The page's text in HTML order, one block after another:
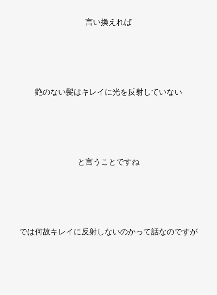
言い換えれば
艶のない髪はキレイに光を反射していない
と言うことですね
では何故キレイに反射しないのかって話なのですが